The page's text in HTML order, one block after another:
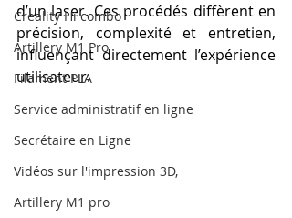
Creality Hi combo
Artillery M1 Pro
Filament PLA
Service administratif en ligne
Secrétaire en Ligne
Vidéos sur l'impression 3D,
Artillery M1 pro
d’un laser. Ces procédés diffèrent en
précision, complexité et entretien,
influençant directement l’expérience
utilisateur.